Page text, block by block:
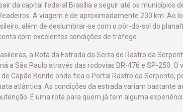
da capital federal Brasília e seguir até os municípios
A viagem é de aproximadamente 230 km. Ao
além de deslumbrar-se com o pôr-do-sol do
com excelentes condições de tráfego.
a Rota da Estrada da Serra do Rastro da
a São Paulo através das rodovias BR-476 e SP-250. O
Capão Bonito onde fica o Portal Rastro da Serpente,
atlântica. As condições da estrada variam bastante
É uma rota para quem já tem alguma